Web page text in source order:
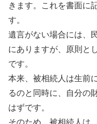
きます。これを書面に
す。
遺言がない場合には、
にありますが、原則と
です。
本来、被相続人は生前
るのと同時に、自分の
はずです。
そのため、被相続人は